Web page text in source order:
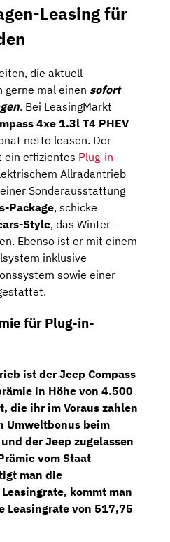
Leasing für
die aktuell
gerne mal einen sofort
. Bei LeasingMarkt
4xe 1.3l T4 PHEV
netto leasen. Der
ein effizientes Plug-in-
Allradantrieb
Sonderausstattung
Package, schicke
Style, das Winter-
Ebenso ist er mit einem
inklusive
sowie einer
für Plug-in-
ist der Jeep Compass
in Höhe von 4.500
, die ihr im Voraus zahlen
Umweltbonus beim
der Jeep zugelassen
vom Staat
man die
kommt man
Leasingrate von 517,75